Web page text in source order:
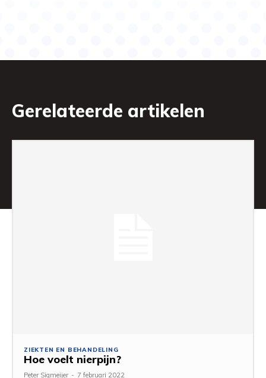
Gerelateerde artikelen
ZIEKTEN EN BEHANDELING
Hoe voelt nierpijn?
Peter Sigmeijer - 7 februari 2022